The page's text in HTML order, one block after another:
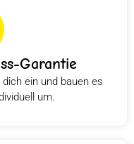
Garantie
ein und bauen es
um.